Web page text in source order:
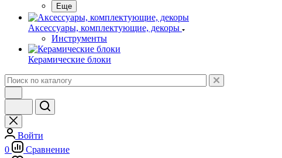
Еще
Аксессуары, комплектующие, декоры
Инструменты
Керамические блоки
Войти
0
Сравнение